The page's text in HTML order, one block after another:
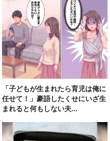
「子どもが生まれたら育児は俺に
任せて！」豪語したくせにいざ生
まれると何もしない夫...